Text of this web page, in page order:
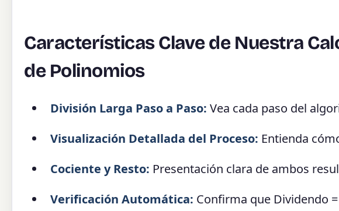
Características Clave de Nuestra
de Polinomios
División Larga Paso a Paso: Vea cada paso del
Visualización Detallada del Proceso: Entienda
Cociente y Resto: Presentación clara de ambos
Verificación Automática: Confirma que Dividendo